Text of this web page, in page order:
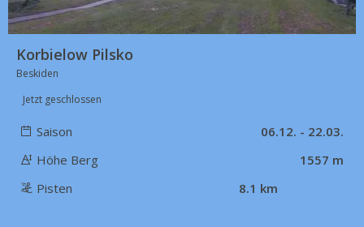
Korbielow Pilsko
Beskiden
Jetzt geschlossen
Saison
06.12. - 22.03.
Höhe Berg
1557 m
Pisten
8.1 km